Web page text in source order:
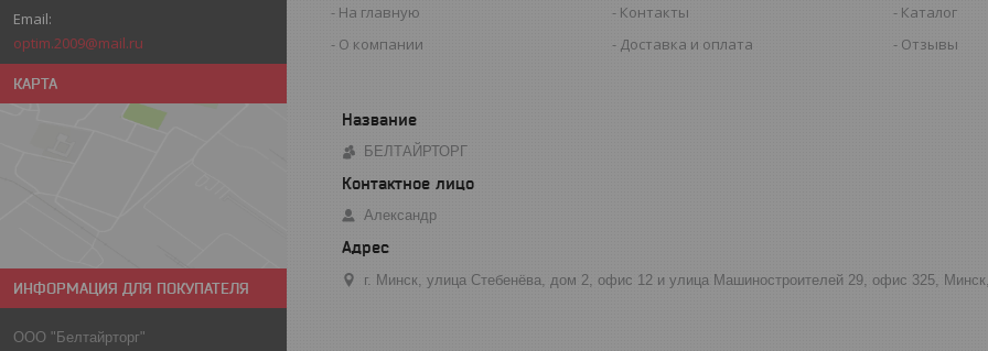
optim.2009@mail.ru
КАРТА
ИНФОРМАЦИЯ ДЛЯ ПОКУПАТЕЛЯ
ООО "Белтайрторг"
На главную
О компании
Контакты
Доставка и оплата
Каталог
Отзывы
БЕЛТАЙРТОРГ
Александр
г. Минск, улица Стебенёва, дом 2, офис 12 и улица Машиностроителей 29, офис 325,